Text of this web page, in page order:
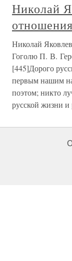
Николай
Николай
Гоголю П. В.
[445]Дорого
первым нашим
поэтом; никто
русской жизни и